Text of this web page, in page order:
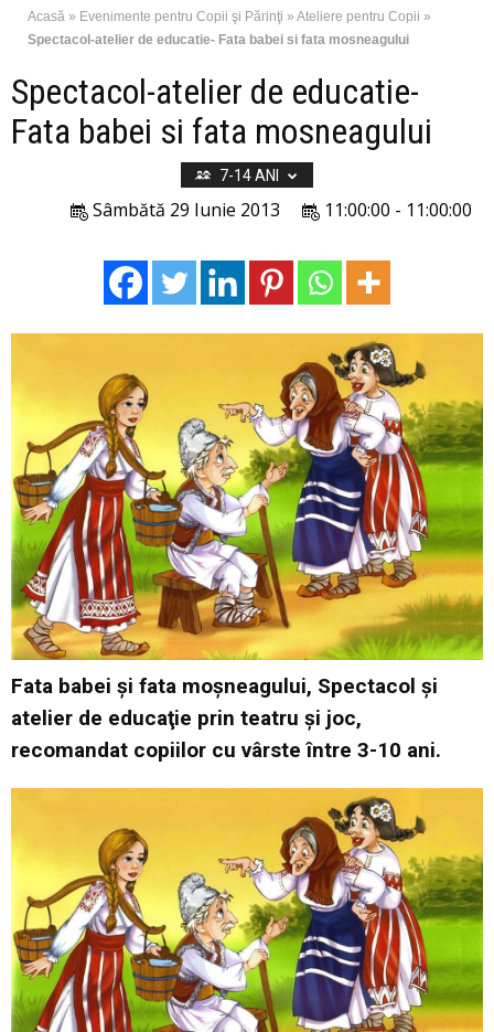
Acasă » Evenimente pentru Copii şi Părinţi » Ateliere pentru Copii »
Spectacol-atelier de educatie- Fata babei si fata mosneagului
Spectacol-atelier de educatie-
Fata babei si fata mosneagului
7-14 ANI
11:00:00 - 11:00:00
Sâmbătă 29 Iunie 2013
Fata babei şi fata moşneagului, Spectacol şi
atelier de educaţie prin teatru şi joc,
recomandat copiilor cu vârste între 3-10 ani.